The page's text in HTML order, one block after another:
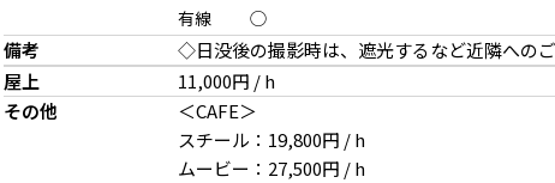
有線
◯
備考 ◇日没後の撮影時は、遮光するなど近隣へのご
屋上
11,000円 / h
その他
＜CAFE＞
スチール：19,800円 / h
ムービー：27,500円 / h